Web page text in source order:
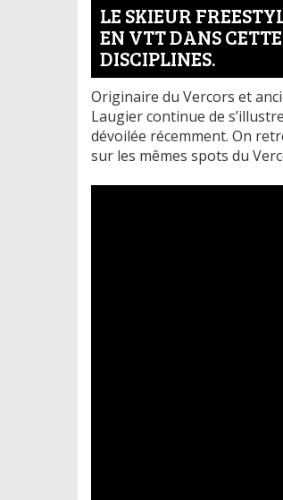
LE SKIEUR
EN VTT DANS
DISCIPLINES.
Originaire du Vercors et
Laugier continue de
dévoilée récemment. On
sur les mêmes spots du